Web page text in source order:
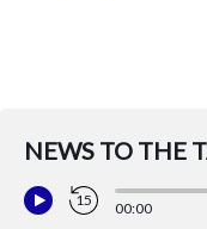
15 00:00